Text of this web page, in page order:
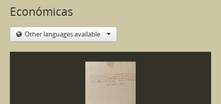
Económicas
Other languages available